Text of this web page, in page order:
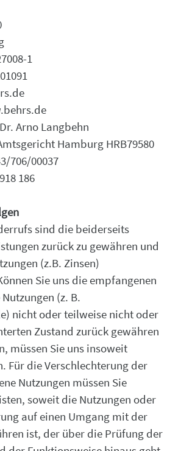
1
Arno Langbehn
Hamburg HRB79580
706/00037
186
sind die beiderseits
zurück zu gewähren und
(z.B. Zinsen)
Sie uns die empfangenen
(z. B.
nicht oder teilweise nicht oder
Zustand zurück gewähren
müssen Sie uns insoweit
Für die Verschlechterung der
Nutzungen müssen Sie
soweit die Nutzungen oder
auf einen Umgang mit der
ist, der über die Prüfung der